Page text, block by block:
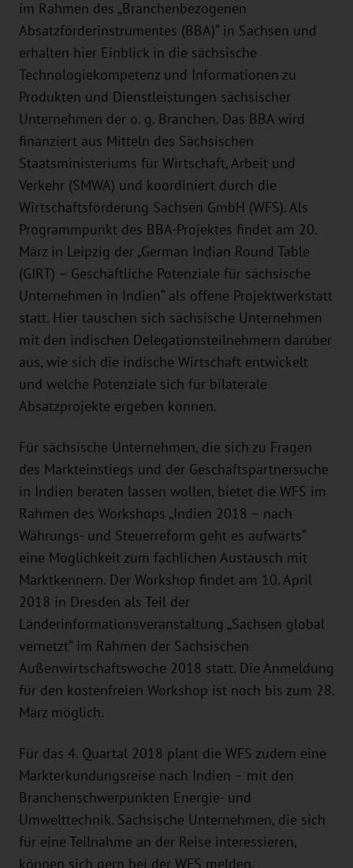
im Rahmen des „Branchenbezogenen
Absatzförderinstrumentes (BBA)“ in Sachsen und
erhalten hier Einblick in die sächsische
Technologiekompetenz und Informationen zu
Produkten und Dienstleistungen sächsischer
Unternehmen der o. g. Branchen. Das BBA wird
finanziert aus Mitteln des Sächsischen
Staatsministeriums für Wirtschaft, Arbeit und
Verkehr (SMWA) und koordiniert durch die
Wirtschaftsförderung Sachsen GmbH (WFS). Als
Programmpunkt des BBA-Projektes findet am 20.
März in Leipzig der „German Indian Round Table
(GIRT) – Geschäftliche Potenziale für sächsische
Unternehmen in Indien“ als offene Projektwerkstatt
statt. Hier tauschen sich sächsische Unternehmen
mit den indischen Delegationsteilnehmern darüber
aus, wie sich die indische Wirtschaft entwickelt
und welche Potenziale sich für bilaterale
Absatzprojekte ergeben können.
Für sächsische Unternehmen, die sich zu Fragen
des Markteinstiegs und der Geschäftspartnersuche
in Indien beraten lassen wollen, bietet die WFS im
Rahmen des Workshops „Indien 2018 – nach
Währungs- und Steuerreform geht es aufwärts“
eine Möglichkeit zum fachlichen Austausch mit
Marktkennern. Der Workshop findet am 10. April
2018 in Dresden als Teil der
Länderinformationsveranstaltung „Sachsen global
vernetzt“ im Rahmen der Sächsischen
Außenwirtschaftswoche 2018 statt. Die Anmeldung
für den kostenfreien Workshop ist noch bis zum 28.
März möglich.
Für das 4. Quartal 2018 plant die WFS zudem eine
Markterkundungsreise nach Indien – mit den
Branchenschwerpunkten Energie- und
Umwelttechnik. Sächsische Unternehmen, die sich
für eine Teilnahme an der Reise interessieren,
können sich gern bei der WFS melden.